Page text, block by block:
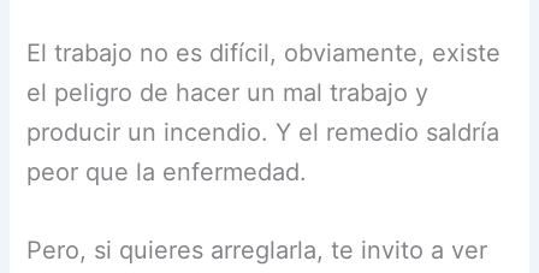
El trabajo no es difícil, obviamente, existe
el peligro de hacer un mal trabajo y
producir un incendio. Y el remedio saldría
peor que la enfermedad.
Pero, si quieres arreglarla, te invito a ver